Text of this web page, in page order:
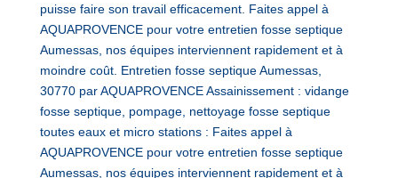
puisse faire son travail efficacement. Faites appel à
AQUAPROVENCE pour votre entretien fosse septique
Aumessas, nos équipes interviennent rapidement et à
moindre coût. Entretien fosse septique Aumessas,
30770 par AQUAPROVENCE Assainissement : vidange
fosse septique, pompage, nettoyage fosse septique
toutes eaux et micro stations : Faites appel à
AQUAPROVENCE pour votre entretien fosse septique
Aumessas, nos équipes interviennent rapidement et à